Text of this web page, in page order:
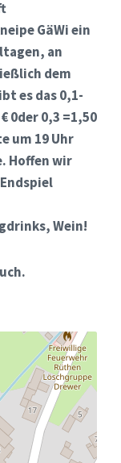
GäWi ein
an
dem
es das 0,1-
0der 0,3 =1,50
um 19 Uhr
Hoffen wir
Wein!